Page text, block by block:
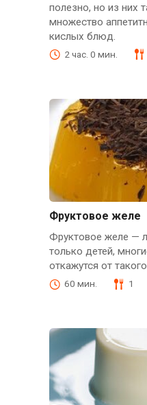
полезно, но из них
множество
кислых блюд.
2 час. 0 мин.
Фруктовое желе
Фруктовое желе —
только детей,
откажутся от
60 мин. 1